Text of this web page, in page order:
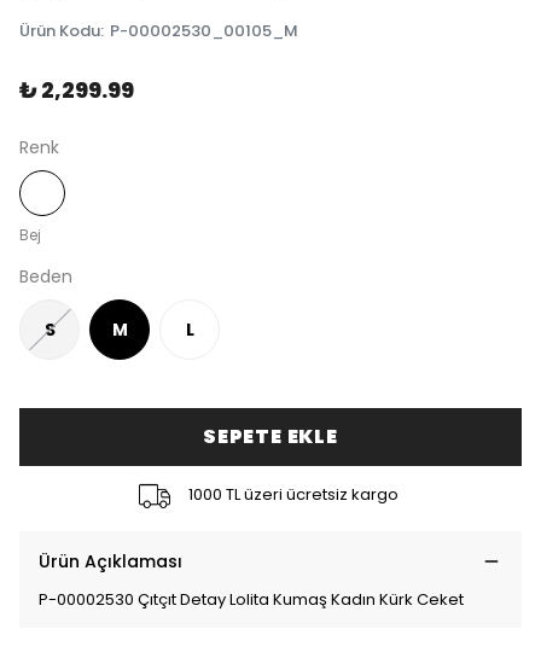
Ürün Kodu: P-00002530_00105_M
₺ 2,299.99
Renk
Bej
Beden
S M L
SEPETE EKLE
1000 TL üzeri ücretsiz kargo
Ürün Açıklaması
P-00002530 Çıtçıt Detay Lolita Kumaş Kadın Kürk Ceket